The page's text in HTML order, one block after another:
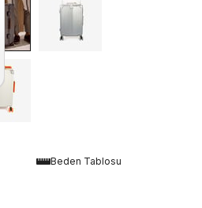
Beden Tablosu